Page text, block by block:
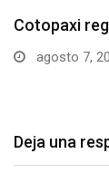
Parque
visitantes…
Deja una